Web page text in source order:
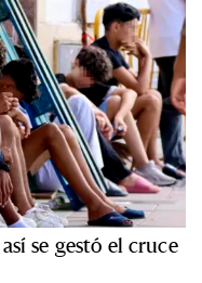
se gestó el cruce